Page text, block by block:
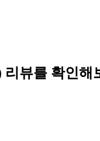
리뷰를 확인해